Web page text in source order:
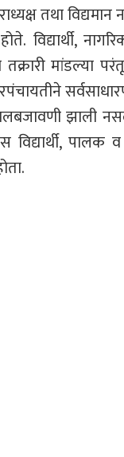
तथा
मांडल्या
झाली
विद्यार्थी,